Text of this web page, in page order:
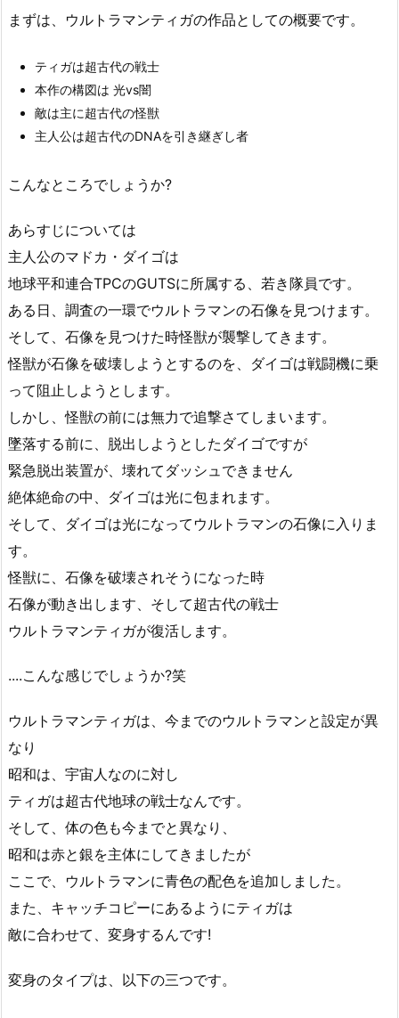
まずは、ウルトラマンティガの作品としての概要です。
ティガは超古代の戦士
本作の構図は 光vs闇
敵は主に超古代の怪獣
主人公は超古代のDNAを引き継ぎし者
こんなところでしょうか?
あらすじについては
主人公のマドカ・ダイゴは
地球平和連合TPCのGUTSに所属する、若き隊員です。
ある日、調査の一環でウルトラマンの石像を見つけます。
そして、石像を見つけた時怪獣が襲撃してきます。
怪獣が石像を破壊しようとするのを、ダイゴは戦闘機に乗
って阻止しようとします。
しかし、怪獣の前には無力で追撃さてしまいます。
墜落する前に、脱出しようとしたダイゴですが
緊急脱出装置が、壊れてダッシュできません
絶体絶命の中、ダイゴは光に包まれます。
そして、ダイゴは光になってウルトラマンの石像に入りま
す。
怪獣に、石像を破壊されそうになった時
石像が動き出します、そして超古代の戦士
ウルトラマンティガが復活します。
....こんな感じでしょうか?笑
ウルトラマンティガは、今までのウルトラマンと設定が異
なり
昭和は、宇宙人なのに対し
ティガは超古代地球の戦士なんです。
そして、体の色も今までと異なり、
昭和は赤と銀を主体にしてきましたが
ここで、ウルトラマンに青色の配色を追加しました。
また、キャッチコピーにあるようにティガは
敵に合わせて、変身するんです!
変身のタイプは、以下の三つです。